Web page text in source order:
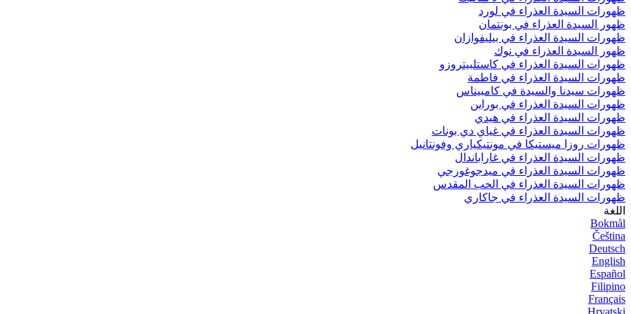
ظهورات السيدة العذراء في لورد
ظهور السيدة العذراء في بونتمان
ظهورات السيدة العذراء في بيليفوازان
ظهور السيدة العذراء في نوك
ظهورات السيدة العذراء في كاستلبيتروزو
ظهورات السيدة العذراء في فاطمة
ظهورات سيدنا والسيدة في كامبيناس
ظهورات السيدة العذراء في بوراين
ظهورات السيدة العذراء في هيدي
ظهورات السيدة العذراء في غياي دي بونات
ظهورات روزا ميستيكا في مونتيكياري وفونتانيل
ظهورات السيدة العذراء في غاراباندال
ظهورات السيدة العذراء في ميدجوغورجي
ظهورات السيدة العذراء في الحب المقدس
ظهورات السيدة العذراء في جاكاري
اللغة
Bokmål
Čeština
Deutsch
English
Español
Filipino
Français
Hrvatski